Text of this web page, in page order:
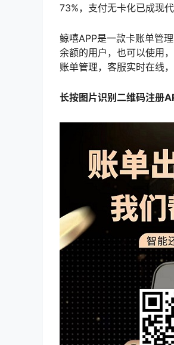
73%，支付无卡化已成现
鲸嘻APP是一款卡账单管
余额的用户，也可以使用
账单管理，客服实时在线
长按图片识别二维码注册